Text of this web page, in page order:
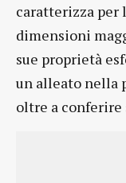
caratterizza per
dimensioni
sue proprietà
un alleato nella
oltre a conferire